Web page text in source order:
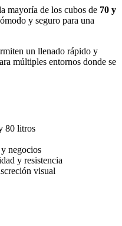
mayoría de los cubos de 70 y
y seguro para una
un llenado rápido y
múltiples entornos donde se
80 litros
negocios
y resistencia
visual